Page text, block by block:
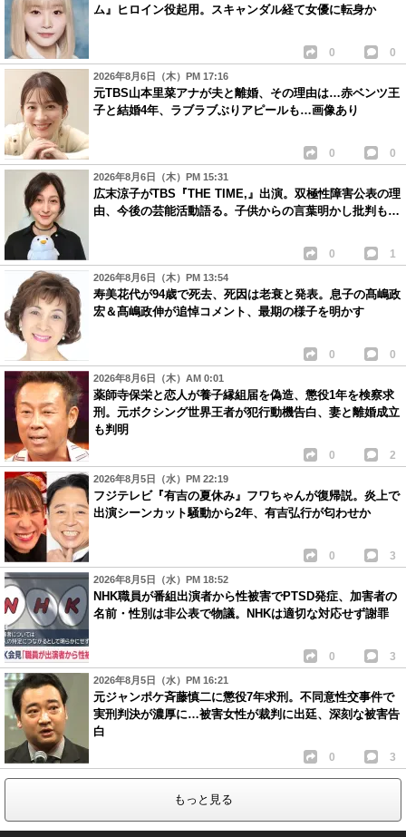
ム』ヒロイン役起用。スキャンダル経て女優に転身か
0 0
2026年8月6日（木）PM 17:16
元TBS山本里菜アナが夫と離婚、その理由は…赤ベンツ王
子と結婚4年、ラブラブぶりアピールも…画像あり
0 0
2026年8月6日（木）PM 15:31
広末涼子がTBS『THE TIME,』出演。双極性障害公表の理
由、今後の芸能活動語る。子供からの言葉明かし批判も…
0 1
2026年8月6日（木）PM 13:54
寿美花代が94歳で死去、死因は老衰と発表。息子の髙嶋政
宏＆髙嶋政伸が追悼コメント、最期の様子を明かす
0 0
2026年8月6日（木）AM 0:01
薬師寺保栄と恋人が養子縁組届を偽造、懲役1年を検察求
刑。元ボクシング世界王者が犯行動機告白、妻と離婚成立
も判明
0 2
2026年8月5日（水）PM 22:19
フジテレビ『有吉の夏休み』フワちゃんが復帰説。炎上で
出演シーンカット騒動から2年、有吉弘行が匂わせか
0 3
2026年8月5日（水）PM 18:52
NHK職員が番組出演者から性被害でPTSD発症、加害者の
名前・性別は非公表で物議。NHKは適切な対応せず謝罪
0 3
2026年8月5日（水）PM 16:21
元ジャンポケ斉藤慎二に懲役7年求刑。不同意性交事件で
実刑判決が濃厚に…被害女性が裁判に出廷、深刻な被害告
白
0 3
もっと見る